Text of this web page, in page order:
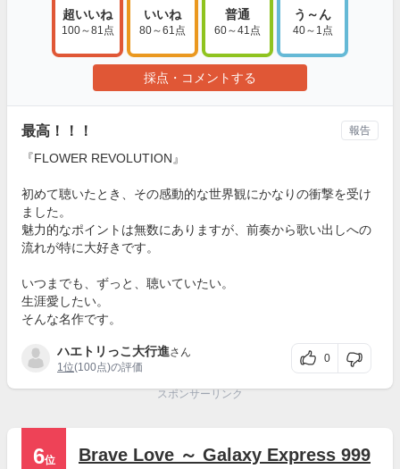
超いいね
100～81点
いいね
80～61点
普通
60～41点
う～ん
40～1点
採点・コメントする
最高！！！
『FLOWER REVOLUTION』
初めて聴いたとき、その感動的な世界観にかなりの衝撃を受け
ました。
魅力的なポイントは無数にありますが、前奏から歌い出しへの
流れが特に大好きです。
いつまでも、ずっと、聴いていたい。
生涯愛したい。
そんな名作です。
ハエトリっこ大行進さん
1位(100点)の評価
0
報告
スポンサーリンク
6位
Brave Love ～ Galaxy Express 999